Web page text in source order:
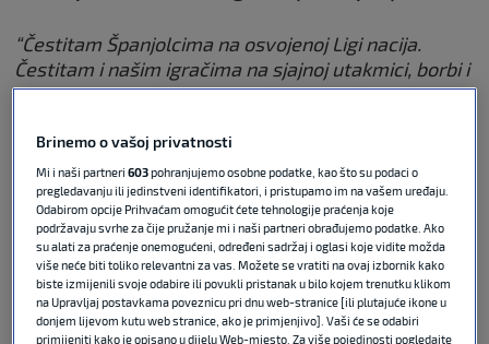
“Čestitam Španjolcima na osvojenoj Ligi nacija.
Čestitam i našim igračima na sjajnoj utakmici, borbi i
ovom dostignuću. Hvala i našim navijačima, ovo je
do sada uspijevali. Šteta, ali moramo biti ponosni na
sve što smo napravili”, rekao je izbornikDalićza
Novu TV.
“Velik je ulog, teška utakmica i dobar protivnik.
Možda je nedostajalo više konkretnosti prema
naprijed, ali nisu ni oni nešto posebno stvorili. Bilo
nam je teže opet igrati 120 minuta nakon
Brinemo o vašoj privatnosti
Mi i naši partneri603pohranjujemo osobne podatke, kao što su podaci o
pregledavanju ili jedinstveni identifikatori, i pristupamo im na vašem uređaju.
Odabirom opcije Prihvaćam omogućit ćete tehnologije praćenja koje
podržavaju svrhe za čije pružanje mi i naši partneri obrađujemo podatke. Ako
su alati za praćenje onemogućeni, određeni sadržaj i oglasi koje vidite možda
više neće biti toliko relevantni za vas. Možete se vratiti na ovaj izbornik kako
biste izmijenili svoje odabire ili povukli pristanak u bilo kojem trenutku klikom
na Upravljaj postavkama poveznicu pri dnu web-stranice [ili plutajuće ikone u
donjem lijevom kutu web stranice, ako je primjenjivo]. Vaši će se odabiri
primijeniti kako je opisano u dijelu Web-mjesto. Za više pojedinosti pogledajte